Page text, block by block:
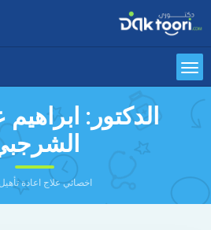
الدكتور: ابراهيم
اخصائي علاج اعادة